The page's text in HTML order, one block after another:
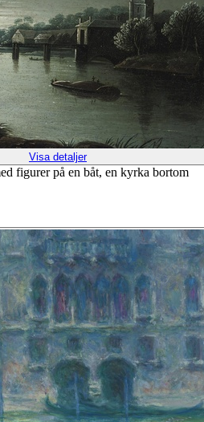
Visa detaljer
figurer på en båt, en kyrka bortom